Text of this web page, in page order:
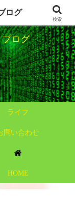
ログ
ライフ
問い合わせ
HOME
ログ
検索